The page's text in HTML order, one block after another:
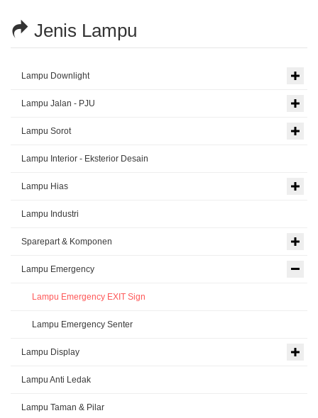
Jenis Lampu
Lampu Downlight
Lampu Jalan - PJU
Lampu Sorot
Lampu Interior - Eksterior Desain
Lampu Hias
Lampu Industri
Sparepart & Komponen
Lampu Emergency
Lampu Emergency EXIT Sign
Lampu Emergency Senter
Lampu Display
Lampu Anti Ledak
Lampu Taman & Pilar